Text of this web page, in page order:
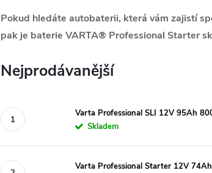
Pokud hledáte autobaterii, která vám zajistí
pak je baterie VARTA® Professional Starter
Nejprodávanější
Varta Professional SLI 12V 95Ah
Skladem
Varta Professional Starter 12V